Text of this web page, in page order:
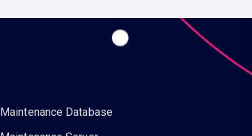
Maintenance Database